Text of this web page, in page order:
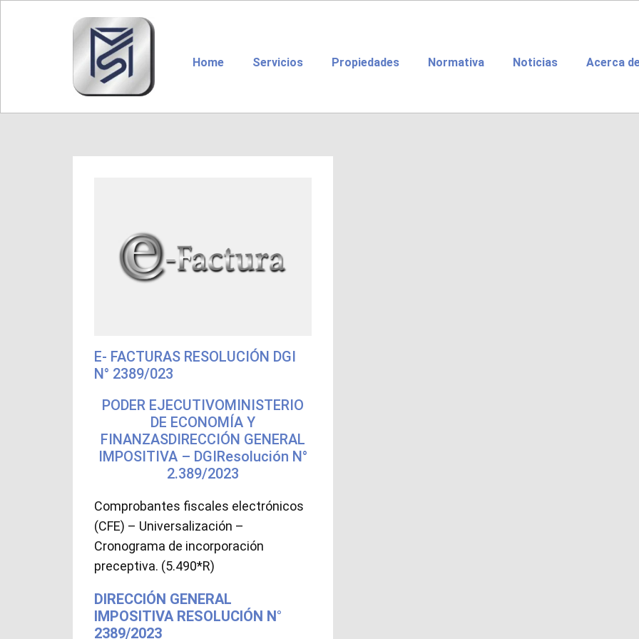
Home Servicios Propiedades Normativa Noticias Acerca
E- FACTURAS RESOLUCIÓN DGI
N° 2389/023
PODER EJECUTIVOMINISTERIO
DE ECONOMÍA Y
FINANZASDIRECCIÓN GENERAL
IMPOSITIVA – DGIResolución N°
2.389/2023
Comprobantes fiscales electrónicos
(CFE) – Universalización –
Cronograma de incorporación
preceptiva. (5.490*R)
DIRECCIÓN GENERAL
IMPOSITIVA RESOLUCIÓN N°
2389/2023